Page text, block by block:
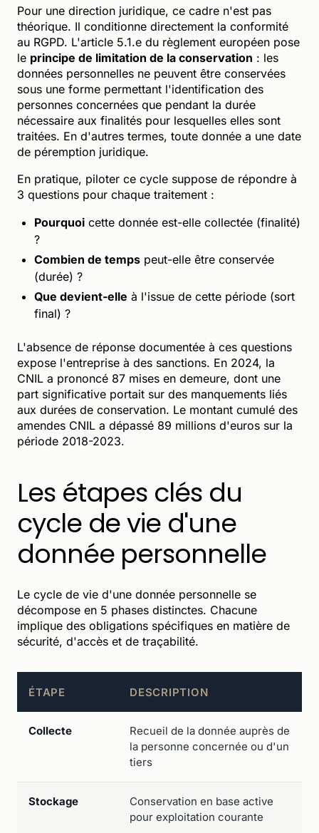
Pour une direction juridique, ce cadre n'est pas
théorique. Il conditionne directement la conformité
au RGPD. L'article 5.1.e du règlement européen pose
le principe de limitation de la conservation : les
données personnelles ne peuvent être conservées
sous une forme permettant l'identification des
personnes concernées que pendant la durée
nécessaire aux finalités pour lesquelles elles sont
traitées. En d'autres termes, toute donnée a une date
de péremption juridique.
En pratique, piloter ce cycle suppose de répondre à
3 questions pour chaque traitement :
Pourquoi cette donnée est-elle collectée (finalité)
?
Combien de temps peut-elle être conservée
(durée) ?
Que devient-elle à l'issue de cette période (sort
final) ?
L'absence de réponse documentée à ces questions
expose l'entreprise à des sanctions. En 2024, la
CNIL a prononcé 87 mises en demeure, dont une
part significative portait sur des manquements liés
aux durées de conservation. Le montant cumulé des
amendes CNIL a dépassé 89 millions d'euros sur la
période 2018-2023.
Les étapes clés du
cycle de vie d'une
donnée personnelle
Le cycle de vie d'une donnée personnelle se
décompose en 5 phases distinctes. Chacune
implique des obligations spécifiques en matière de
sécurité, d'accès et de traçabilité.
ÉTAPE DESCRIPTION
Collecte
Recueil de la donnée auprès de
la personne concernée ou d'un
tiers
Stockage
Conservation en base active
pour exploitation courante